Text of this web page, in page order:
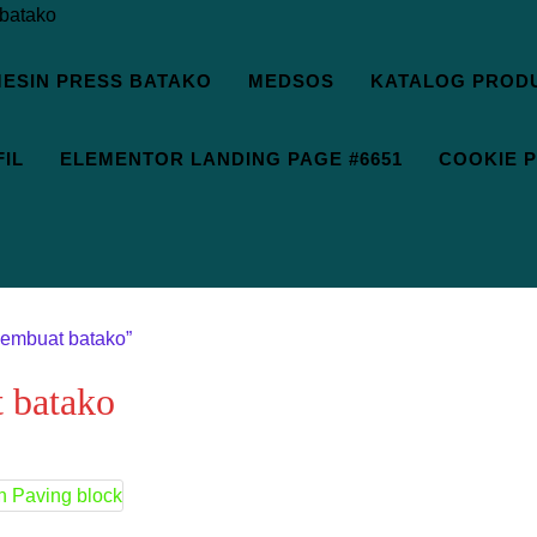
PRESS BATAKO MEDSOS KATALOG
ELEMENTOR LANDING PAGE #6651 COOKIE
batako”
batako